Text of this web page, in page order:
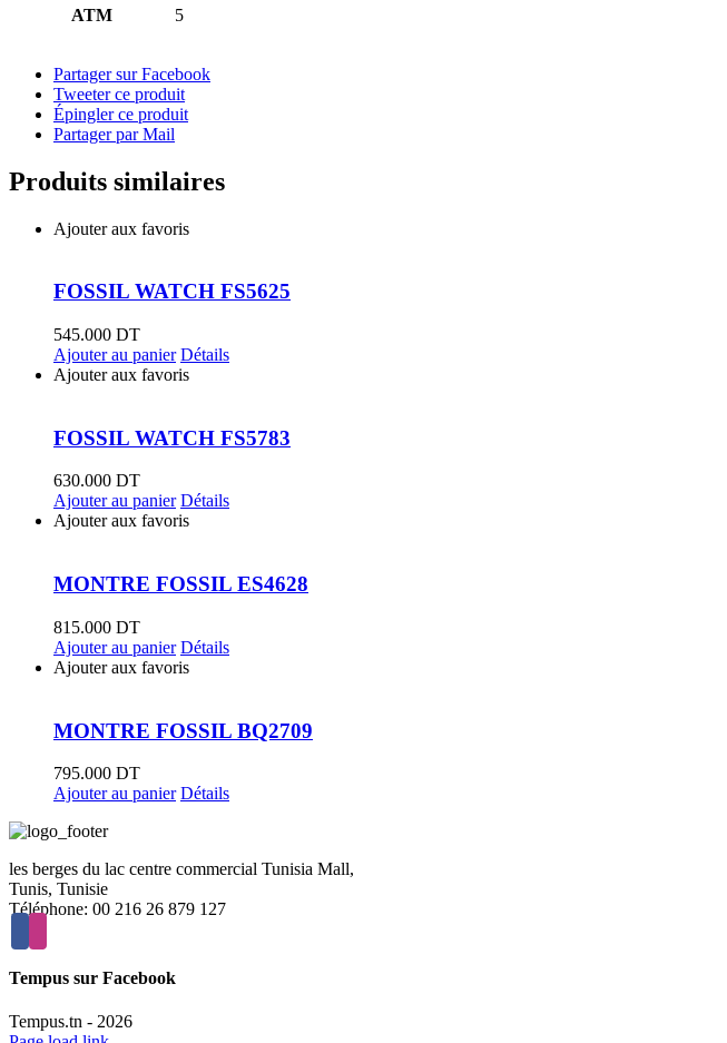
ATM 5
Partager sur Facebook
Tweeter ce produit
Épingler ce produit
Partager par Mail
Produits similaires
Ajouter aux favoris
FOSSIL WATCH FS5625
545.000 DT
Ajouter au panier Détails
Ajouter aux favoris
FOSSIL WATCH FS5783
630.000 DT
Ajouter au panier Détails
Ajouter aux favoris
MONTRE FOSSIL ES4628
815.000 DT
Ajouter au panier Détails
Ajouter aux favoris
MONTRE FOSSIL BQ2709
795.000 DT
Ajouter au panier Détails
les berges du lac centre commercial Tunisia Mall,
Tunis, Tunisie
Téléphone: 00 216 26 879 127
Tempus sur Facebook
Tempus.tn - 2026